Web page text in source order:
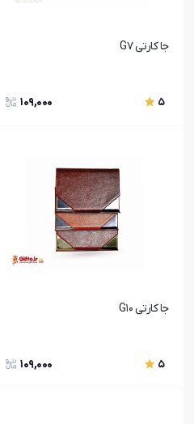
جا کارتی G7
5
109,000
جا کارتی G10
5
109,000